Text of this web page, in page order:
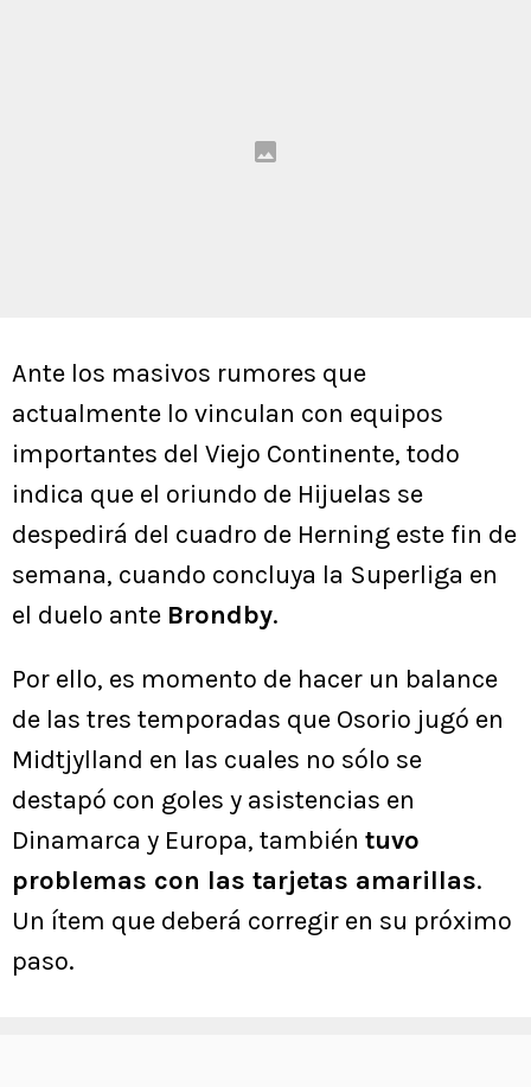
Ante los masivos rumores que
actualmente lo vinculan con equipos
importantes del Viejo Continente, todo
indica que el oriundo de Hijuelas se
despedirá del cuadro de Herning este fin de
semana, cuando concluya la Superliga en
el duelo ante Brondby.
Por ello, es momento de hacer un balance
de las tres temporadas que Osorio jugó en
Midtjylland en las cuales no sólo se
destapó con goles y asistencias en
Dinamarca y Europa, también tuvo
problemas con las tarjetas amarillas.
Un ítem que deberá corregir en su próximo
paso.